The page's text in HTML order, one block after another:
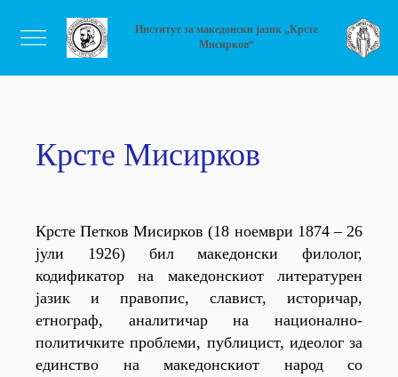
Институт за македонски јазик „Крсте
Мисирков“
Крсте Мисирков
Крсте Петков Мисирков (18 ноември 1874 – 26
јули 1926) бил македонски филолог,
кодификатор на македонскиот литературен
јазик и правопис, славист, историчар,
етнограф, аналитичар на национално-
политичките проблеми, публицист, идеолог за
единство на македонскиот народ со